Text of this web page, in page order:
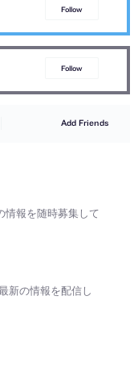
Follow
Follow
Add Friends
情報を随時募集して
新の情報を配信し